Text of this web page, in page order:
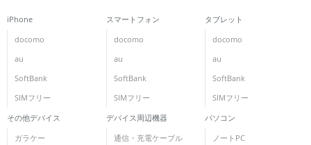
iPhone
docomo
au
SoftBank
SIMフリー
スマートフォン
docomo
au
SoftBank
SIMフリー
タブレット
docomo
au
SoftBank
SIMフリー
その他デバイス
ガラケー
デバイス周辺機器
通信・充電ケーブル
パソコン
ノートPC